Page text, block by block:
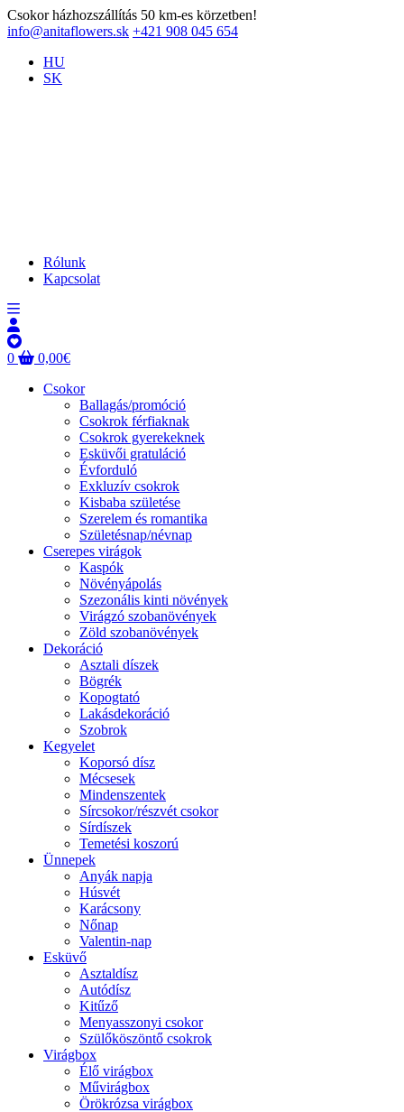
Csokor házhozszállítás 50 km-es körzetben!
info@anitaflowers.sk +421 908 045 654
HU
SK
Rólunk
Kapcsolat
0 0,00€
Csokor
Ballagás/promóció
Csokrok férfiaknak
Csokrok gyerekeknek
Esküvői gratuláció
Évforduló
Exkluzív csokrok
Kisbaba születése
Szerelem és romantika
Születésnap/névnap
Cserepes virágok
Kaspók
Növényápolás
Szezonális kinti növények
Virágzó szobanövények
Zöld szobanövények
Dekoráció
Asztali díszek
Bögrék
Kopogtató
Lakásdekoráció
Szobrok
Kegyelet
Koporsó dísz
Mécsesek
Mindenszentek
Sírcsokor/részvét csokor
Sírdíszek
Temetési koszorú
Ünnepek
Anyák napja
Húsvét
Karácsony
Nőnap
Valentin-nap
Esküvő
Asztaldísz
Autódísz
Kitűző
Menyasszonyi csokor
Szülőköszöntő csokrok
Virágbox
Élő virágbox
Művirágbox
Örökrózsa virágbox